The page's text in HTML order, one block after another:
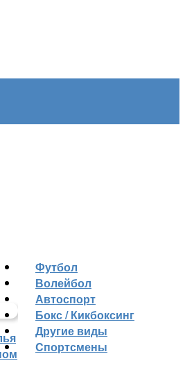
Футбол
Волейбол
Автоспорт
Бокс / Кикбоксинг
Другие виды
Cпортсмены